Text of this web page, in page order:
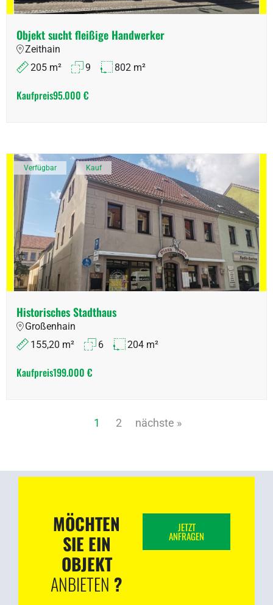
Objekt sucht fleißige Handwerker
Zeithain
205 m²
9 802 m²
Kaufpreis95.000 €
Verfügbar Kauf
Historisches Stadthaus
Großenhain
155,20 m²
6 204 m²
Kaufpreis199.000 €
1 2 nächste »
MÖCHTEN
SIE EIN
OBJEKT
ANBIETEN ?
JETZT
ANFRAGEN